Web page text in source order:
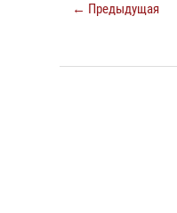
← Предыдущая